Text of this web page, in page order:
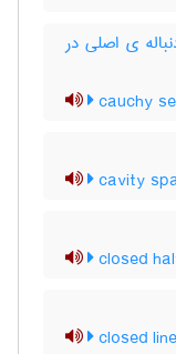
ی اصلی در
cauchy
cavity
closed
closed